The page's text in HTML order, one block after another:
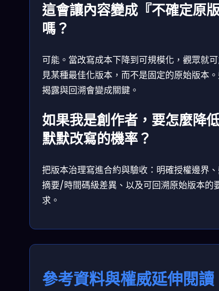
這會讓內容變成『不確定原
嗎？
可能。當改寫成本下降到可規模化，觀眾就
見某種最佳化版本，而不是固定的原始版本
揭露與回溯會變成關鍵。
如果我是創作者，要怎麼降
默默改寫的機率？
把版本治理寫進合約與驗收：明確授權邊界
摘要/時間碼級差異、以及可回溯原始版本的
求。
參考資料與權威延伸閱讀